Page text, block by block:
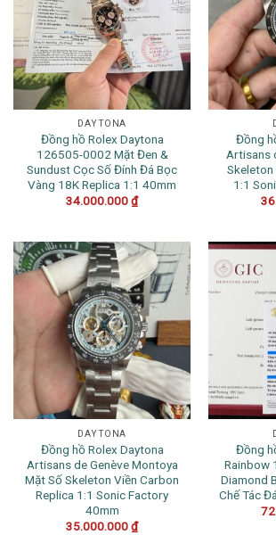
DAYTONA
Đồng hồ Rolex Daytona
126505-0002 Mặt Đen &
Sundust Cọc Số Đính Đá Bọc
Vàng 18K Replica 1:1 40mm
34.000.000₫
Đồng
Artisans
Skeleton
1:1
DAYTONA
Đồng hồ Rolex Daytona
Artisans de Genève Montoya
Mặt Số Skeleton Viền Carbon
Replica 1:1 Sonic Factory
40mm
35.000.000₫
Đồng
Rainbow
Diamond
Chế Tác